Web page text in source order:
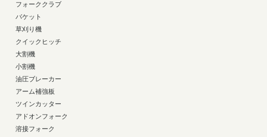
フォーククラブ
バケット
草刈り機
クイックヒッチ
大割機
小割機
油圧ブレーカー
アーム補強板
ツインカッター
アドオンフォーク
溶接フォーク